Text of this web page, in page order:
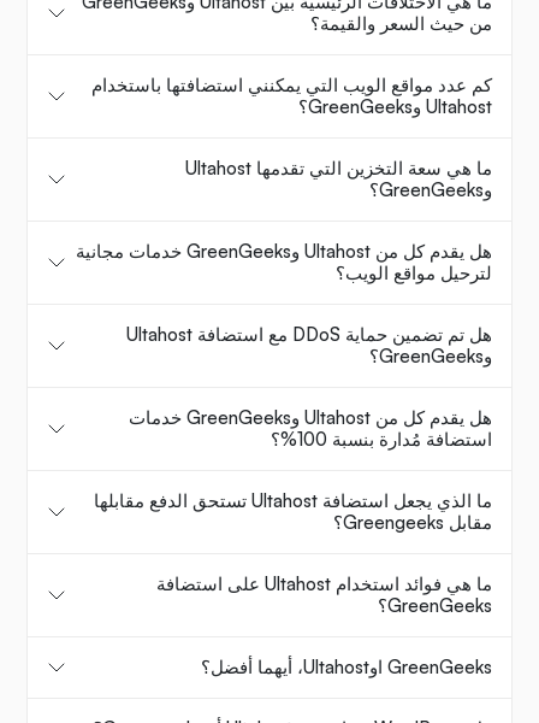
من حيث السعر والقيمة؟
كم عدد مواقع الويب التي يمكنني استضافتها باستخدام
Ultahost وGreenGeeks؟
ما هي سعة التخزين التي تقدمها Ultahost
وGreenGeeks؟
هل يقدم كل من Ultahost وGreenGeeks خدمات مجانية
لترحيل مواقع الويب؟
هل تم تضمين حماية DDoS مع استضافة Ultahost
وGreenGeeks؟
هل يقدم كل من Ultahost وGreenGeeks خدمات
استضافة مُدارة بنسبة 100%؟
ما الذي يجعل استضافة Ultahost تستحق الدفع مقابلها
مقابل Greengeeks؟
ما هي فوائد استخدام Ultahost على استضافة
GreenGeeks؟
GreenGeeks اوUltahost، أيهما أفضل؟